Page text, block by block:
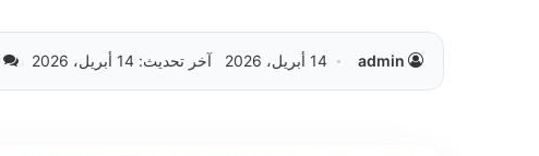
admin 14 أبريل، 2026 آخر تحديث: 14 أبريل، 2026